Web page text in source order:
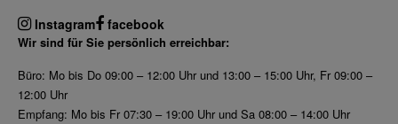
Instagram facebook
Wir sind für Sie persönlich erreichbar:
Büro: Mo bis Do 09:00 – 12:00 Uhr und 13:00 – 15:00 Uhr, Fr 09:00 –
12:00 Uhr
Empfang: Mo bis Fr 07:30 – 19:00 Uhr und Sa 08:00 – 14:00 Uhr